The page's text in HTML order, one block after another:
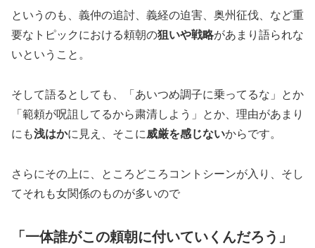
というのも、義仲の追討、義経の迫害、奥州征伐、など重
要なトピックにおける頼朝の狙いや戦略があまり語られな
いということ。
そして語るとしても、「あいつめ調子に乗ってるな」とか
「範頼が呪詛してるから粛清しよう」とか、理由があまり
にも浅はかに見え、そこに威厳を感じないからです。
さらにその上に、ところどころコントシーンが入り、そし
てそれも女関係のものが多いので
「一体誰がこの頼朝に付いていくんだろう」